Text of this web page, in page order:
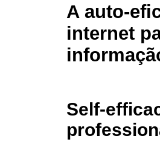
A auto-
internet
Self-